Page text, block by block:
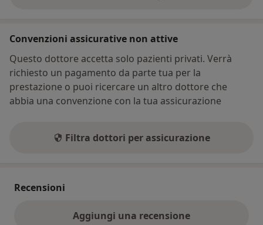
Convenzioni assicurative non attive
Questo dottore accetta solo pazienti privati. Verrà
richiesto un pagamento da parte tua per la
prestazione o puoi ricercare un altro dottore che
abbia una convenzione con la tua assicurazione
Filtra dottori per assicurazione
Recensioni
Aggiungi una recensione